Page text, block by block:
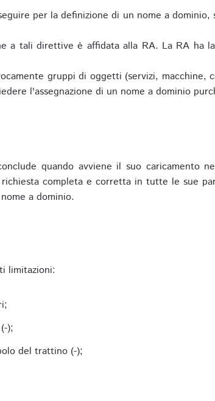
per la definizione di un nome a
a tali direttive è affidata alla RA. La RA ha
gruppi di oggetti (servizi, macchine,
l'assegnazione di un nome a dominio
quando avviene il suo caricamento
completa e corretta in tutte le sue
a dominio.
limitazioni:
);
del trattino (-);